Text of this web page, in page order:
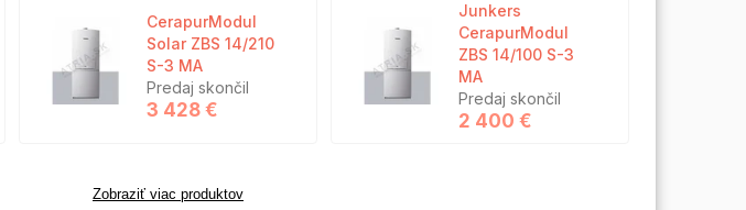
CerapurModul
Solar ZBS 14/210
S-3 MA
Predaj skončil
3 428 €
Junkers
CerapurModul
ZBS 14/100 S-3
MA
Predaj skončil
2 400 €
Zobraziť viac produktov